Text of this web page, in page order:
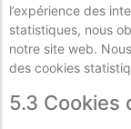
l’expérience des
statistiques, nous
notre site web.
des cookies
5.3 Cookies